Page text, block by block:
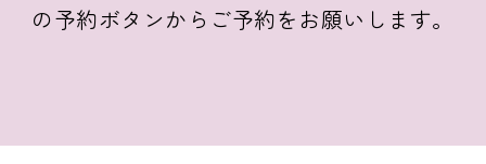
の予約ボタンからご予約をお願いします。